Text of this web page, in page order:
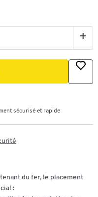
+
sécurisé et rapide
du fer, le placement
: